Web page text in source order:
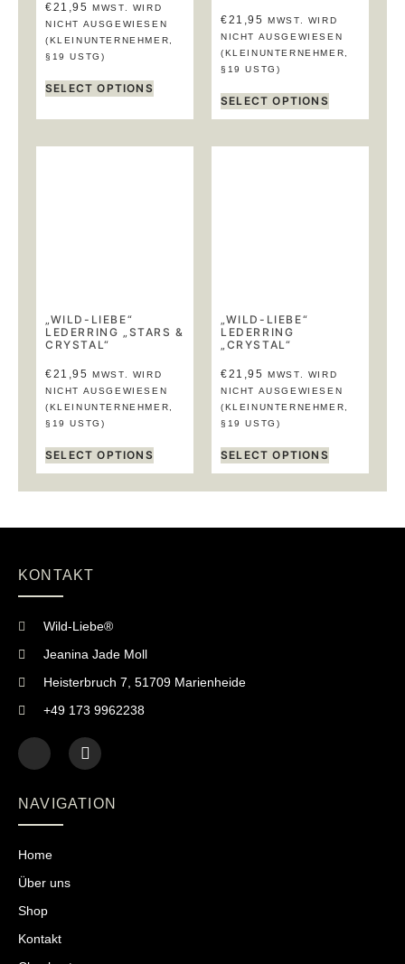
€21,95
MWST. WIRD
NICHT AUSGEWIESEN
(KLEINUNTERNEHMER,
§19 USTG)
SELECT OPTIONS
€21,95
MWST. WIRD
NICHT AUSGEWIESEN
(KLEINUNTERNEHMER,
§19 USTG)
SELECT OPTIONS
„WILD-LIEBE“
LEDERRING „STARS &
CRYSTAL“
€21,95
MWST. WIRD
NICHT AUSGEWIESEN
(KLEINUNTERNEHMER,
§19 USTG)
SELECT OPTIONS
„WILD-LIEBE“
LEDERRING
„CRYSTAL“
€21,95
MWST. WIRD
NICHT AUSGEWIESEN
(KLEINUNTERNEHMER,
§19 USTG)
SELECT OPTIONS
KONTAKT
Wild-Liebe®
Jeanina Jade Moll
Heisterbruch 7, 51709 Marienheide
+49 173 9962238
NAVIGATION
Home
Über uns
Shop
Kontakt